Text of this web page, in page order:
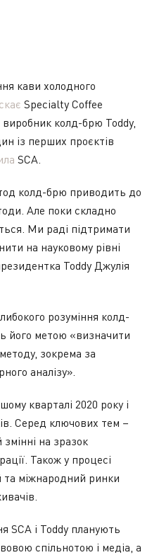
кави холодного
Specialty Coffee
колд-брю Toddy,
із перших проєктів
SCA.
колд-брю приводить до
Але поки складно
Ми раді підтримати
на науковому рівні
Toddy Джулія
розуміння колд-
його метою «визначити
зокрема за
аналізу».
кварталі 2020 року і
Серед ключових тем –
на зразок
Також у процесі
міжнародний ринки
SCA і Toddy планують
спільнотою і медіа, а